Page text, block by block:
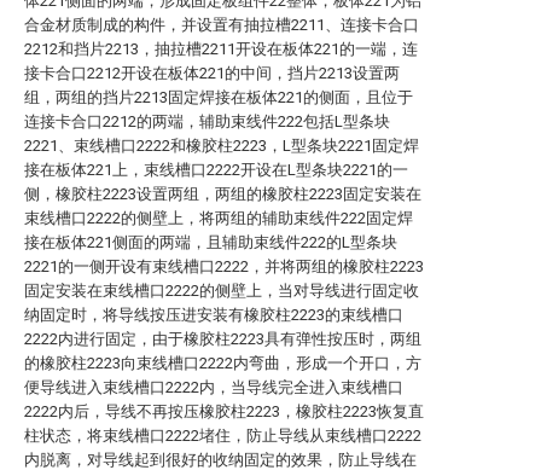
合金材质制成的构件，并设置有抽拉槽2211、连接卡合口
2212和挡片2213，抽拉槽2211开设在板体221的一端，连
接卡合口2212开设在板体221的中间，挡片2213设置两
组，两组的挡片2213固定焊接在板体221的侧面，且位于
连接卡合口2212的两端，辅助束线件222包括L型条块
2221、束线槽口2222和橡胶柱2223，L型条块2221固定焊
接在板体221上，束线槽口2222开设在L型条块2221的一
侧，橡胶柱2223设置两组，两组的橡胶柱2223固定安装在
束线槽口2222的侧壁上，将两组的辅助束线件222固定焊
接在板体221侧面的两端，且辅助束线件222的L型条块
2221的一侧开设有束线槽口2222，并将两组的橡胶柱2223
固定安装在束线槽口2222的侧壁上，当对导线进行固定收
纳固定时，将导线按压进安装有橡胶柱2223的束线槽口
2222内进行固定，由于橡胶柱2223具有弹性按压时，两组
的橡胶柱2223向束线槽口2222内弯曲，形成一个开口，方
便导线进入束线槽口2222内，当导线完全进入束线槽口
2222内后，导线不再按压橡胶柱2223，橡胶柱2223恢复直
柱状态，将束线槽口2222堵住，防止导线从束线槽口2222
内脱离，对导线起到很好的收纳固定的效果，防止导线在